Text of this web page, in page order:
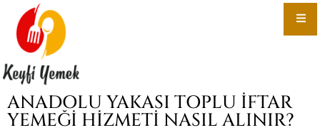
ANADOLU YAKASI TOPLU İFTAR
YEMEĞI HIZMETI NASIL ALINIR?